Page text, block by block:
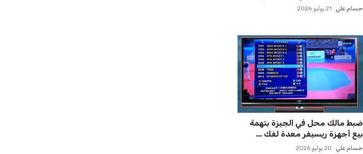
حسام علي 21 يوليو 2026
ضبط مالك محل في الجيزة بتهمة
بيع أجهزة ريسيفر معدة لفك ...
حسام علي 20 يوليو 2026